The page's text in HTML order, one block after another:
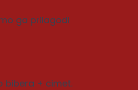
ga prilagodi
bibera + cimet.